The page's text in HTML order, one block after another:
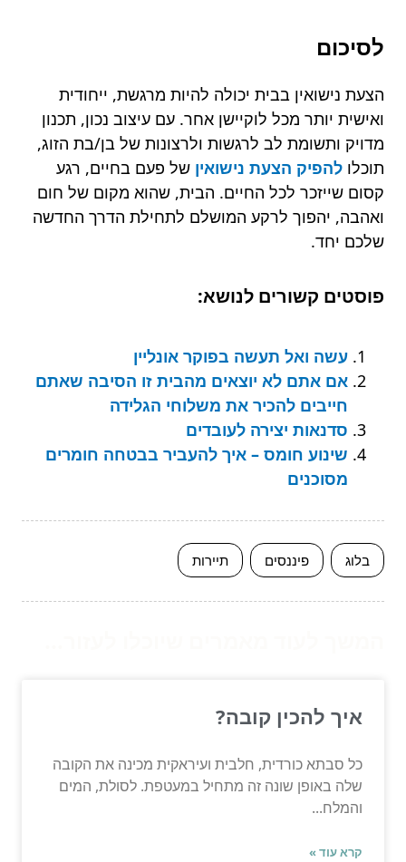
לסיכום
הצעת נישואין בבית יכולה להיות מרגשת, ייחודית
ואישית יותר מכל לוקיישן אחר. עם עיצוב נכון, תכנון
מדויק ותשומת לב לרגשות ולרצונות של בן/בת הזוג,
תוכלו להפיק הצעת נישואין של פעם בחיים, רגע
קסום שייזכר לכל החיים. הבית, שהוא מקום של חום
ואהבה, יהפוך לרקע המושלם לתחילת הדרך החדשה
שלכם יחד.
פוסטים קשורים לנושא:
עשה ואל תעשה בפוקר אונליין
אם אתם לא יוצאים מהבית זו הסיבה שאתם
חייבים להכיר את משלוחי הגלידה
סדנאות יצירה לעובדים
שינוע חומס – איך להעביר בבטחה חומרים
מסוכנים
בלוג פיננסים תיירות
איך להכין קובה?
כל סבתא כורדית, חלבית ועיראקית מכינה את הקובה
שלה באופן שונה זה מתחיל במעטפת. לסולת, המים
והמלח...
קרא עוד »